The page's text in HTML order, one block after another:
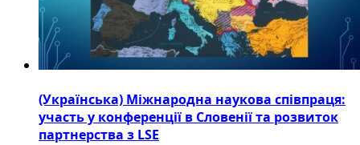
(Українська) Міжнародна наукова співпраця:
участь у конференції в Словенії та розвиток
партнерства з LSE